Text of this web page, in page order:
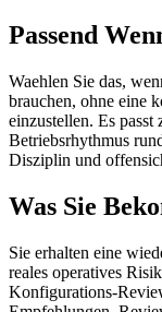
Passend
Waehlen Sie das,
brauchen, ohne eine
einzustellen. Es passt
Betriebsrhythmus
Disziplin und
Was Sie
Sie erhalten eine
reales operatives
Konfigurations-